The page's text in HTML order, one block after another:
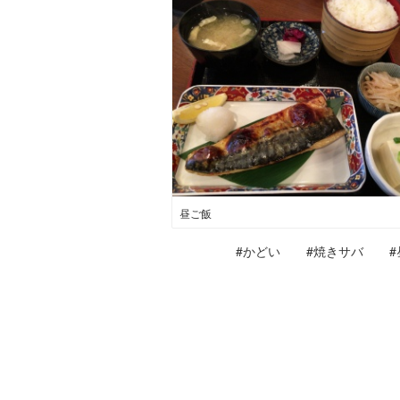
昼ご飯
#かどい #焼きサバ #